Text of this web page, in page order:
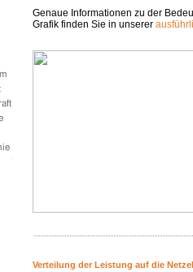
Genaue Informationen zu der
Grafik finden Sie in unserer
Verteilung der Leistung auf die